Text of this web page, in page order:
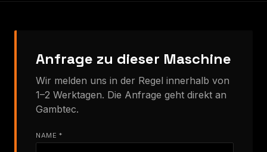
Anfrage zu dieser Maschine
Wir melden uns in der Regel innerhalb von
1–2 Werktagen. Die Anfrage geht direkt an
Gambtec.
NAME *